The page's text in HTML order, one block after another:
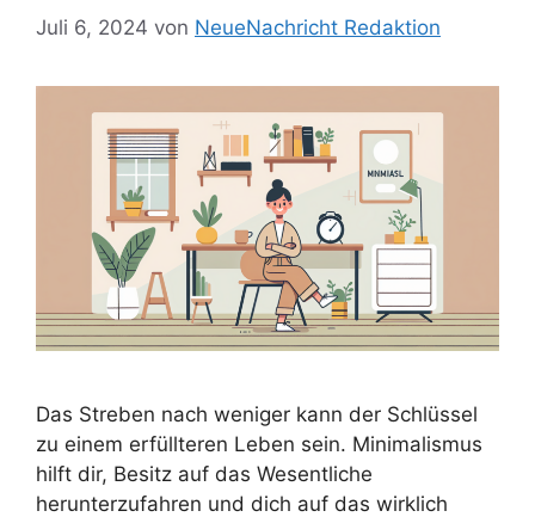
Juli 6, 2024 von NeueNachricht Redaktion
Das Streben nach weniger kann der Schlüssel
zu einem erfüllteren Leben sein. Minimalismus
hilft dir, Besitz auf das Wesentliche
herunterzufahren und dich auf das wirklich